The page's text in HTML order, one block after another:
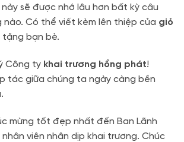
sẽ được nhớ lâu hơn bất kỳ câu
Có thể viết kèm lên thiệp của giỏ
tặng bạn bè.
Công ty khai trương hồng phát!
tác giữa chúng ta ngày càng bền
mừng tốt đẹp nhất đến Ban Lãnh
viên nhân dịp khai trương. Chúc